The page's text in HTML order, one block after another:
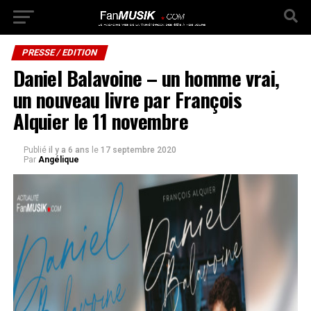
PRESSE / EDITION
Daniel Balavoine – un homme vrai,
un nouveau livre par François
Alquier le 11 novembre
Publié il y a 6 ans le 17 septembre 2020
Par Angélique